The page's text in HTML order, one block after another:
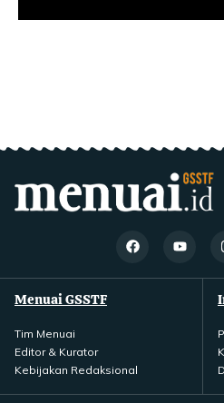
Menuai GSSTF
Tim Menuai
Editor & Kurator
Kebijakan Redaksional